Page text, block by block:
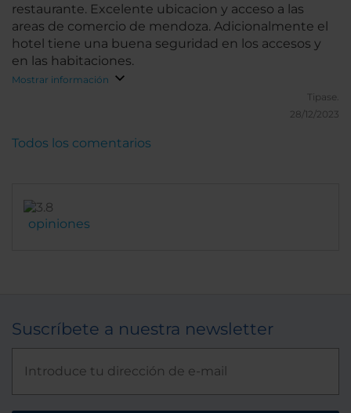
restaurante. Excelente ubicacion y acceso a las
areas de comercio de mendoza. Adicionalmente el
hotel tiene una buena seguridad en los accesos y
en las habitaciones.
Mostrar información
Tipase.
28/12/2023
opiniones
Todos los comentarios
Suscríbete a nuestra newsletter